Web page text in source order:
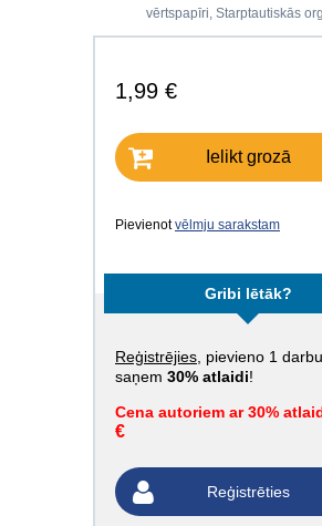
vērtspapīri, Starptautiskās
1,99 €
Ielikt grozā
Pievienotvēlmju sarakstam
Gribi lētāk?
Reģistrējies , pievieno 1
saņem 30% atlaidi!
Cena autoriem ar 30%
€
Reģistrēties